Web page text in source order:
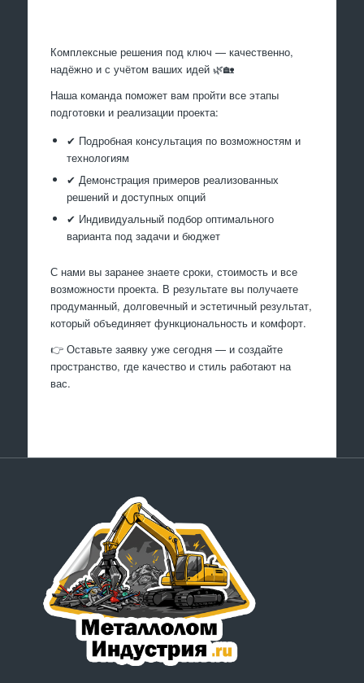
Комплексные решения под ключ — качественно,
надёжно и с учётом ваших идей 🌿🏡
Наша команда поможет вам пройти все этапы
подготовки и реализации проекта:
✔ Подробная консультация по возможностям и
технологиям
✔ Демонстрация примеров реализованных
решений и доступных опций
✔ Индивидуальный подбор оптимального
варианта под задачи и бюджет
С нами вы заранее знаете сроки, стоимость и все
возможности проекта. В результате вы получаете
продуманный, долговечный и эстетичный результат,
который объединяет функциональность и комфорт.
👉 Оставьте заявку уже сегодня — и создайте
пространство, где качество и стиль работают на
вас.